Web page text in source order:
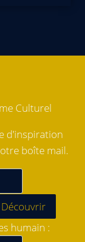
Culturel
d'inspiration
boîte mail.
humain :